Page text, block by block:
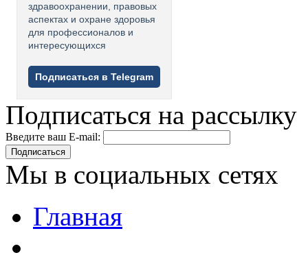
здравоохранении, правовых
аспектах и охране здоровья
для профессионалов и
интересующихся
Подписаться в Telegram
Подписаться на рассылку
Введите ваш E-mail:
Подписаться
Мы в социальных сетях
Главная